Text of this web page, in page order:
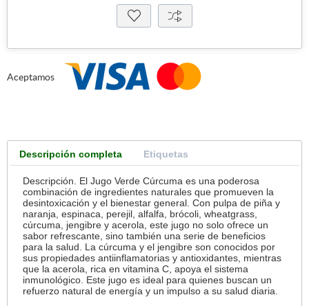
Aceptamos
Descripción completa Etiquetas
Descripción. El Jugo Verde Cúrcuma es una poderosa
combinación de ingredientes naturales que promueven la
desintoxicación y el bienestar general. Con pulpa de piña y
naranja, espinaca, perejil, alfalfa, brócoli, wheatgrass,
cúrcuma, jengibre y acerola, este jugo no solo ofrece un
sabor refrescante, sino también una serie de beneficios
para la salud. La cúrcuma y el jengibre son conocidos por
sus propiedades antiinflamatorias y antioxidantes, mientras
que la acerola, rica en vitamina C, apoya el sistema
inmunológico. Este jugo es ideal para quienes buscan un
refuerzo natural de energía y un impulso a su salud diaria.